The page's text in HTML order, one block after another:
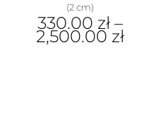
(2 cm)
330.00 zł–
2,500.00zł